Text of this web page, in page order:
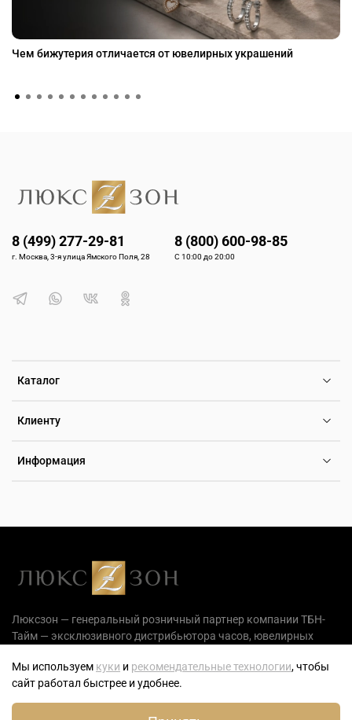
Чем бижутерия отличается от ювелирных украшений
Каталог
Клиенту
Информация
8 (499) 277-29-81
г. Москва, 3-я улица Ямского Поля, 28
8 (800) 600-98-85
С 10:00 до 20:00
Люксзон — генеральный розничный партнер компании ТБН-
Тайм — эксклюзивного дистрибьютора часов, ювелирных
Мы используем куки и рекомендательные технологии, чтобы
сайт работал быстрее и удобнее.